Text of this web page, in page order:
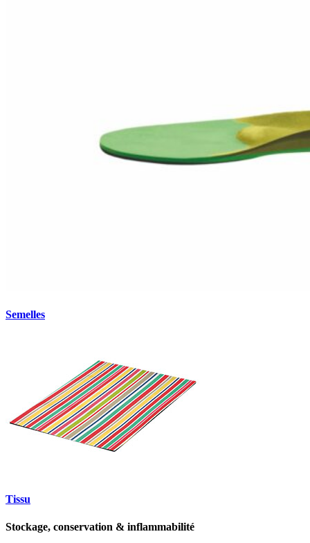
Semelles
Tissu
Stockage, conservation & inflammabilité